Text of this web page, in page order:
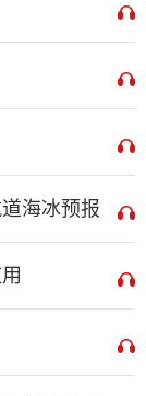
海冰预报